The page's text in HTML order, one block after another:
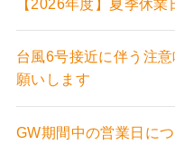
【2026年度】夏季休
台風6号接近に伴う注
願いします
GW期間中の営業日に